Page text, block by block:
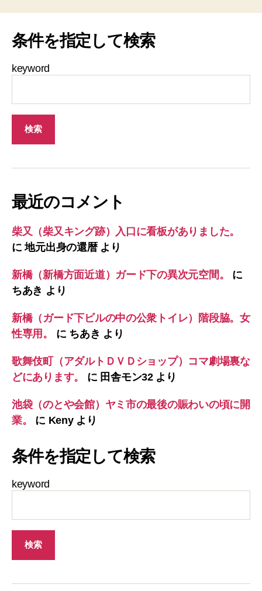
条件を指定して検索
keyword
最近のコメント
柴又（柴又キング跡）入口に看板がありました。
に地元出身の還暦より
新橋（新橋方面近道）ガード下の異次元空間。
に
ちあき より
新橋（ガード下ビルの中の公衆トイレ）階段脇。女
性専用。
に ちあき より
歌舞伎町（アダルトＤＶＤショップ）コマ劇場裏な
どにあります。
に 田舎モン32より
池袋（のとや会館）ヤミ市の最後の賑わいの頃に開
業。
に Kenyより
条件を指定して検索
keyword